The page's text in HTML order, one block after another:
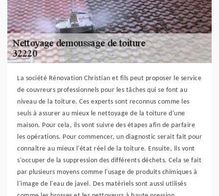
La société Rénovation Christian et fils peut proposer le service
de couvreurs professionnels pour les tâches qui se font au
niveau de la toiture. Ces experts sont reconnus comme les
seuls à assurer au mieux le nettoyage de la toiture d'une
maison. Pour cela, ils vont suivre des étapes afin de parfaire
les opérations. Pour commencer, un diagnostic serait fait pour
connaître au mieux l'état réel de la toiture. Ensuite, ils vont
s'occuper de la suppression des différents déchets. Cela se fait
par plusieurs moyens comme l'usage de produits chimiques à
l'image de l'eau de javel. Des matériels sont aussi utilisés